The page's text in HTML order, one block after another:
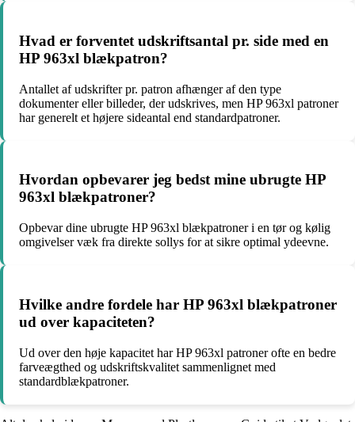
Hvad er forventet udskriftsantal pr. side med en
HP 963xl blækpatron?
Antallet af udskrifter pr. patron afhænger af den type
dokumenter eller billeder, der udskrives, men HP 963xl patroner
har generelt et højere sideantal end standardpatroner.
Hvordan opbevarer jeg bedst mine ubrugte HP
963xl blækpatroner?
Opbevar dine ubrugte HP 963xl blækpatroner i en tør og kølig
omgivelser væk fra direkte sollys for at sikre optimal ydeevne.
Hvilke andre fordele har HP 963xl blækpatroner
ud over kapaciteten?
Ud over den høje kapacitet har HP 963xl patroner ofte en bedre
farveægthed og udskriftskvalitet sammenlignet med
standardblækpatroner.